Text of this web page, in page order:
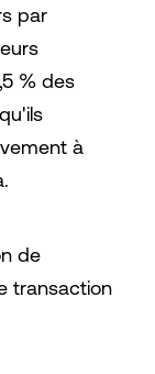
par
% des
à
de
transaction